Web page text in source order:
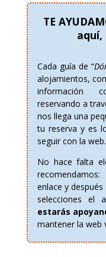
TE
aquí,
Cada guía de “
alojamientos,
información
reservando a
nos llega una
tu reserva y es
seguir con la web.
No hace falta
enlace y después
selecciones el
estarás
mantener la web